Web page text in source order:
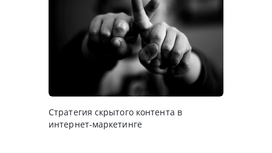
Стратегия скрытого контента в
интернет-маркетинге